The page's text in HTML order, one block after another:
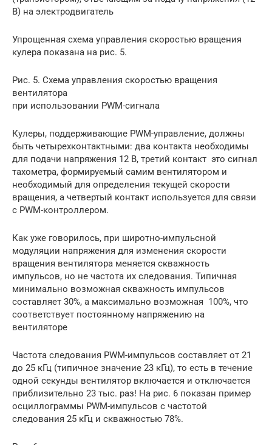
В) на электродвигатель
Упрощенная схема управления скоростью вращения
кулера показана на рис. 5.
Рис. 5. Схема управления скоростью вращения
вентилятора
при использовании PWM-сигнала
Кулеры, поддерживающие PWM-управление, должны
быть четырехконтактными: два контакта необходимы
для подачи напряжения 12 В, третий контакт это сигнал
тахометра, формируемый самим вентилятором и
необходимый для определения текущей скорости
вращения, а четвертый контакт используется для связи
с PWM-контроллером.
Как уже говорилось, при широтно-импульсной
модуляции напряжения для изменения скорости
вращения вентилятора меняется скважность
импульсов, но не частота их следования. Типичная
минимально возможная скважность импульсов
составляет 30%, а максимально возможная 100%, что
соответствует постоянному напряжению на
вентиляторе
Частота следования PWM-импульсов составляет от 21
до 25 кГц (типичное значение 23 кГц), то есть в течение
одной секунды вентилятор включается и отключается
приблизительно 23 тыс. раз! На рис. 6 показан пример
осциллограммы PWM-импульсов с частотой
следования 25 кГц и скважностью 78%.